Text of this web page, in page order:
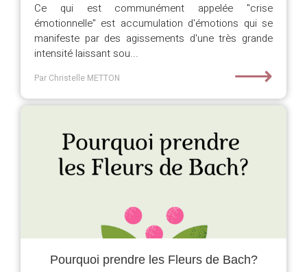
Ce qui est communément appelée "crise
émotionnelle" est accumulation d'émotions qui se
manifeste par des agissements d'une très grande
intensité laissant sou...
Par Christelle METTON ⟶
Pourquoi prendre les Fleurs de Bach?